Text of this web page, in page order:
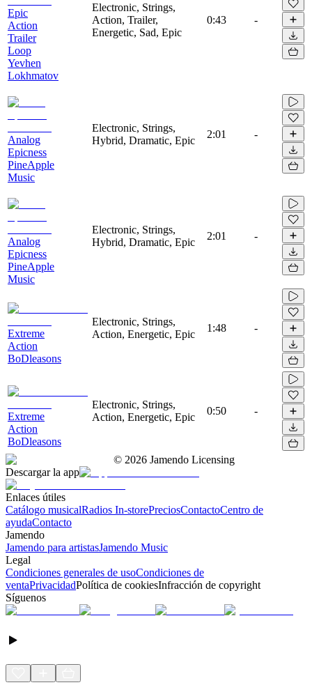
Epic
Action
Trailer
Loop
Yevhen
Lokhmatov
Electronic, Strings,
Action, Trailer,
Energetic, Sad, Epic
0:43 -
Analog
Epicness
PineApple
Music
Electronic, Strings,
Hybrid, Dramatic, Epic
2:01 -
Analog
Epicness
PineApple
Music
Electronic, Strings,
Hybrid, Dramatic, Epic
2:01 -
Extreme
Action
BoDleasons
Electronic, Strings,
Action, Energetic, Epic
1:48 -
Extreme
Action
BoDleasons
Electronic, Strings,
Action, Energetic, Epic
0:50 -
© 2026 Jamendo Licensing
Descargar la app
Enlaces útiles
Catálogo musicalRadios In-storePreciosContactoCentro de
ayudaContacto
Jamendo
Jamendo para artistasJamendo Music
Legal
Condiciones generales de usoCondiciones de
ventaPrivacidadPolítica de cookiesInfracción de copyright
Síguenos